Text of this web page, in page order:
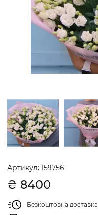
Артикул: 159756
₴ 8400
Безкоштовна доставка